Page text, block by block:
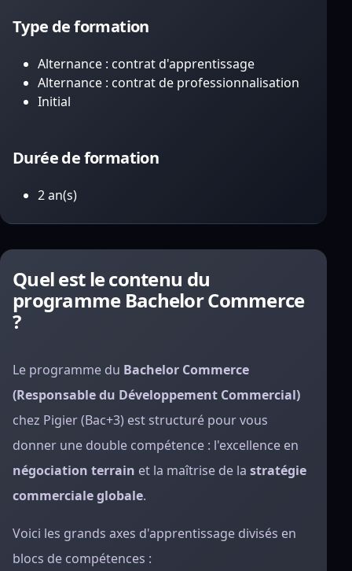
Type de formation
Alternance : contrat d'apprentissage
Alternance : contrat de professionnalisation
Initial
Durée de formation
2 an(s)
Quel est le contenu du
programme Bachelor Commerce
?
Le programme du Bachelor Commerce
(Responsable du Développement Commercial)
chez Pigier (Bac+3) est structuré pour vous
donner une double compétence : l'excellence en
négociation terrain et la maîtrise de la stratégie
commerciale globale.
Voici les grands axes d'apprentissage divisés en
blocs de compétences :